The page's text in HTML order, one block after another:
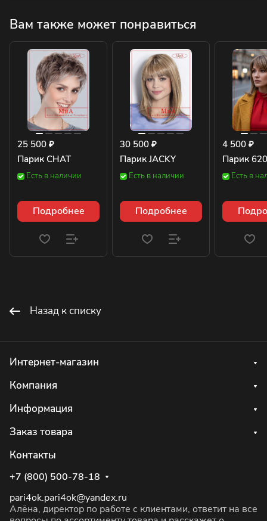
Вам также может понравиться
25 500 ₽
Парик CHAT
Есть в наличии
Подробнее
30 500 ₽
Парик JACKY
Есть в наличии
Подробнее
4 500 ₽
Парик
Есть в
Назад к списку
Интернет-магазин
Компания
Информация
Заказ товара
Контакты
+7 (800) 500-78-18
pari4ok.pari4ok@yandex.ru
Алёна, директор по работе с клиентами, ответит на все